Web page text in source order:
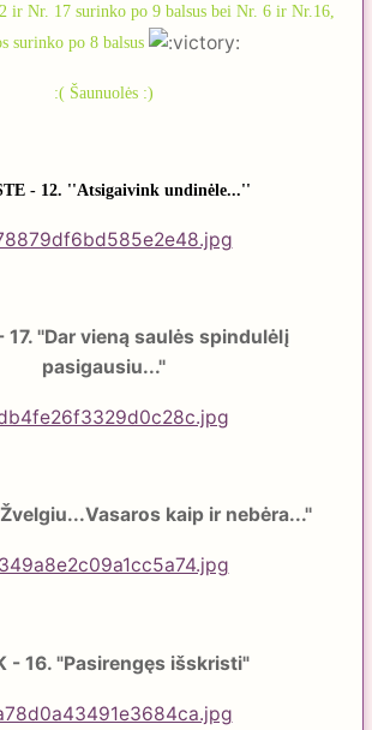
ir Nr. 17 surinko po 9 balsus bei Nr. 6 ir Nr.16,
surinko po 8 balsus
:( Šaunuolės :)
- 12. ''Atsigaivink undinėle...''
17. ''Dar vieną saulės spindulėlį
pasigausiu...''
kaip ir nebėra...''
- 16. "Pasirengęs išskristi"